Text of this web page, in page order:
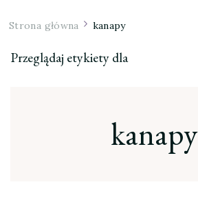
Strona główna kanapy
Przeglądaj etykiety dla
kanapy